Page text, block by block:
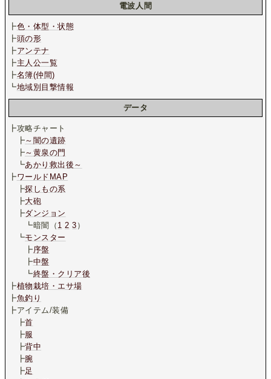
電波人間
┣色・体型・状態
┣頭の形
┣アンテナ
┣主人公一覧
┣名簿(仲間)
┗地域別目撃情報
データ
┣攻略チャート
┣～闇の遺跡
┣～黄泉の門
┗あかり救出後～
┣ワールドMAP
┣探しもの系
┣大砲
┣ダンジョン
┗暗闇（ 1 2 3 ）
┗モンスター
┣序盤
┣中盤
┗終盤・クリア後
┣植物栽培・エサ場
┣魚釣り
┣アイテム/装備
┣首
┣服
┣背中
┣腕
┣足